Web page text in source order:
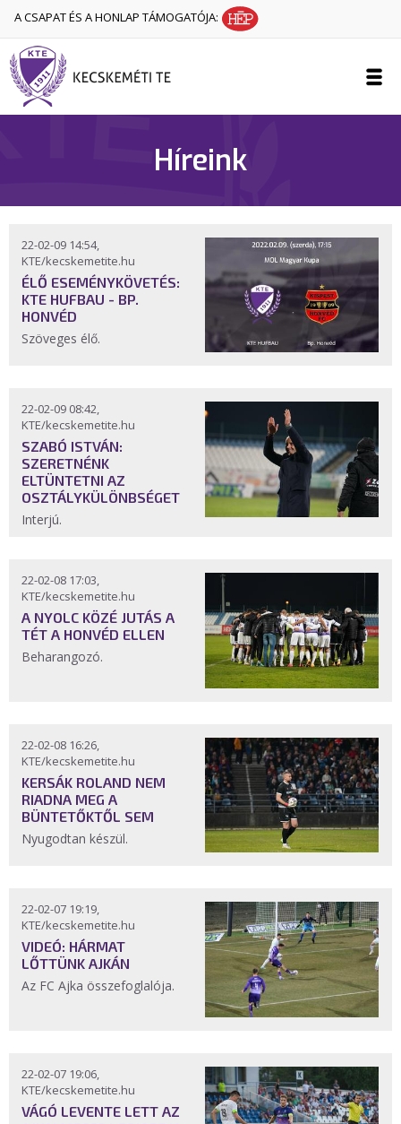
A CSAPAT ÉS A HONLAP TÁMOGATÓJA:
Híreink
22-02-09 14:54,
KTE/kecskemetite.hu
ÉLŐ ESEMÉNYKÖVETÉS:
KTE HUFBAU - BP.
HONVÉD
Szöveges élő.
22-02-09 08:42,
KTE/kecskemetite.hu
SZABÓ ISTVÁN:
SZERETNÉNK
ELTÜNTETNI AZ
OSZTÁLYKÜLÖNBSÉGET
Interjú.
22-02-08 17:03,
KTE/kecskemetite.hu
A NYOLC KÖZÉ JUTÁS A
TÉT A HONVÉD ELLEN
Beharangozó.
22-02-08 16:26,
KTE/kecskemetite.hu
KERSÁK ROLAND NEM
RIADNA MEG A
BÜNTETŐKTŐL SEM
Nyugodtan készül.
22-02-07 19:19,
KTE/kecskemetite.hu
VIDEÓ: HÁRMAT
LŐTTÜNK AJKÁN
Az FC Ajka összefoglalója.
22-02-07 19:06,
KTE/kecskemetite.hu
VÁGÓ LEVENTE LETT AZ